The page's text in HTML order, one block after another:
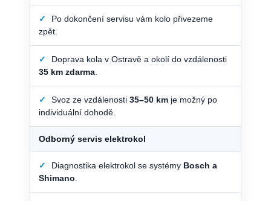
✓
Po dokončení servisu vám kolo přivezeme
zpět.
✓
Doprava kola v Ostravě a okolí do vzdálenosti
35 km zdarma.
✓ Svoz ze vzdálenosti 35–50 km je možný po
individuální dohodě.
Odborný servis elektrokol
✓ Diagnostika elektrokol se systémy Bosch a
Shimano.